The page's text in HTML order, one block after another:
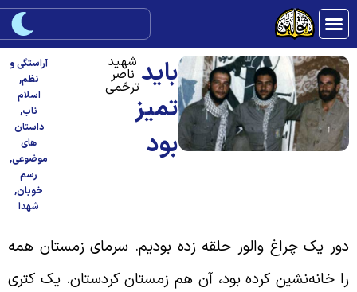
باید
تمیز
بود
شهید
ناصر
ترحّمی
آراستگی و
نظم,
اسلام
ناب,
داستان
های
موضوعی,
رسم
خوبان,
شهدا
یک چراغ والور حلقه زده بودیم. سرمای زمستان همه
خانه‌نشین کرده بود، آن هم زمستان کردستان. یک کتری